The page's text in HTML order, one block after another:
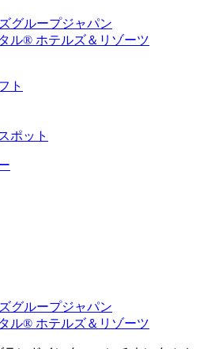
グループジャパン
ル® ホテルズ＆リゾーツ
ト
ポット
グループジャパン
ル® ホテルズ＆リゾーツ